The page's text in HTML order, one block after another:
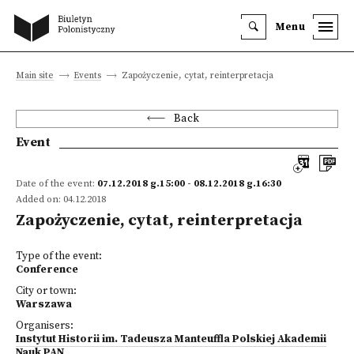
Menu
Main site Events Zapożyczenie, cytat, reinterpretacja
Back
Event
Date of the event: 07.12.2018 g.15:00 - 08.12.2018 g.16:30
Added on: 04.12.2018
Zapożyczenie, cytat, reinterpretacja
Type of the event:
Conference
City or town:
Warszawa
Organisers:
Instytut Historii im. Tadeusza Manteuffla Polskiej Akademii